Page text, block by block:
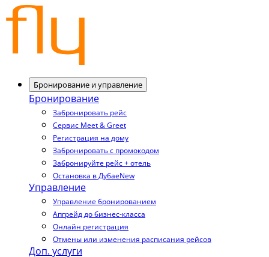
Бронирование и управление
Бронирование
Забронировать рейс
Сервис Meet & Greet
Регистрация на дому
Забронировать с промокодом
Забронируйте рейс + отель
Остановка в ДубаеNew
Управление
Управление бронированием
Апгрейд до бизнес-класса
Онлайн регистрация
Отмены или изменения расписания рейсов
Доп. услуги